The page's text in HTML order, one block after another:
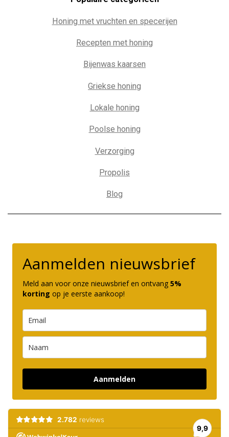
Honing met vruchten en specerijen
Recepten met honing
Bijenwas kaarsen
Griekse honing
Lokale honing
Poolse honing
Verzorging
Propolis
Blog
Aanmelden nieuwsbrief
Meld aan voor onze nieuwsbrief en ontvang 5%
korting op je eerste aankoop!
Aanmelden